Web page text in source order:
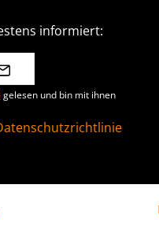
informiert:
gelesen und bin mit ihnen